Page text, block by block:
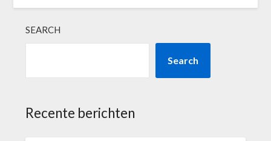
SEARCH
Search
Recente berichten